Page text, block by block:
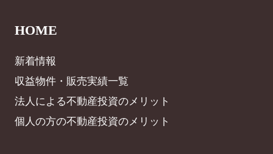
HOME
新着情報
収益物件・販売実績一覧
法人による不動産投資のメリット
個人の方の不動産投資のメリット